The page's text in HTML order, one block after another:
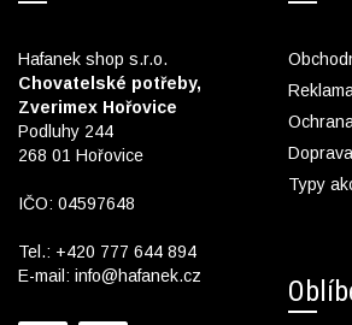
Hafanek shop s.r.o.
Chovatelské potřeby,
Zverimex Hořovice
Podluhy 244
268 01 Hořovice
IČO: 04597648
Tel.: +420 777 644 894
E-mail: info@hafanek.cz
Typy